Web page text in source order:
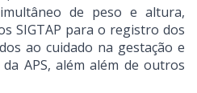
de peso e altura,
SIGTAP para o registro dos
ao cuidado na gestação e
APS, além além de outros